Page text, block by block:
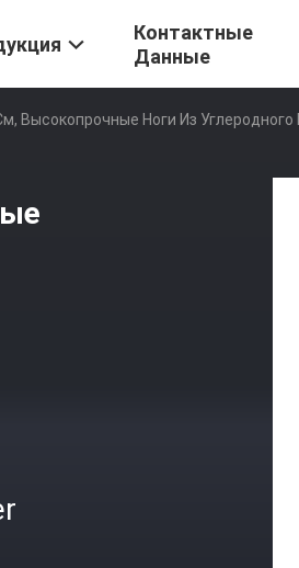
Контактные
Данные
Высокопрочные Ноги Из Углеродного